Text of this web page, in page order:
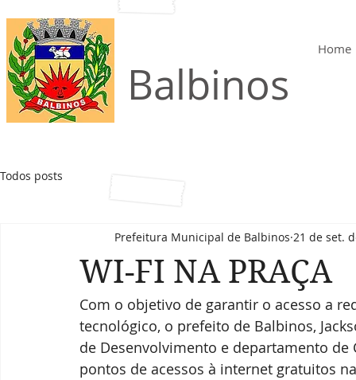
Home
Todos posts
WI-FI NA PRAÇA
Prefeitura Municipal de Balbinos 21 de set.
Com o objetivo de garantir o acesso a
tecnológico, o prefeito de Balbinos,
de Desenvolvimento e departamento
pontos de acessos à internet gratuitos
Balbinos